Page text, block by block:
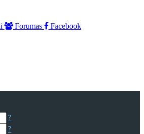
Forumas
Facebook
?
?